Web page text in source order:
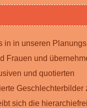
in in unseren
Frauen und
und quotierten
Geschlechterbilder
sich die